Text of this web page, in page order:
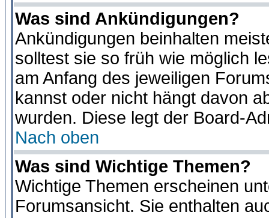
Was sind Ankündigungen?
Ankündigungen beinhalten
solltest sie so früh wie möglich
am Anfang des jeweiligen
kannst oder nicht hängt davon
wurden. Diese legt der Board-
Nach oben
Was sind Wichtige Themen?
Wichtige Themen erscheinen
Forumsansicht. Sie enthalten